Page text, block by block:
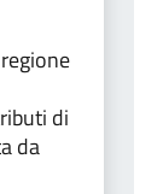
di
da